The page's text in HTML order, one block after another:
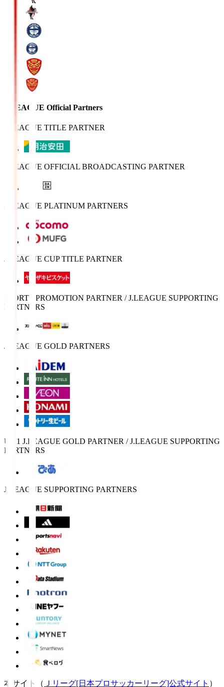
J.LEAGUE Official Partners
J.LEAGUE TITLE PARTNER
J.LEAGUE OFFICIAL BROADCASTING PARTNER
J.LEAGUE PLATINUM PARTNERS
J.LEAGUE CUP TITLE PARTNER
SPORTS PROMOTION PARTNER / J.LEAGUE SUPPORTING
PARTNERS
J.LEAGUE GOLD PARTNERS
U-21 J.LEAGUE GOLD PARTNER / J.LEAGUE SUPPORTING
PARTNERS
J.LEAGUE SUPPORTING PARTNERS
本サイト（ Ｊリーグ[日本プロサッカーリーグ]公式サイト ）